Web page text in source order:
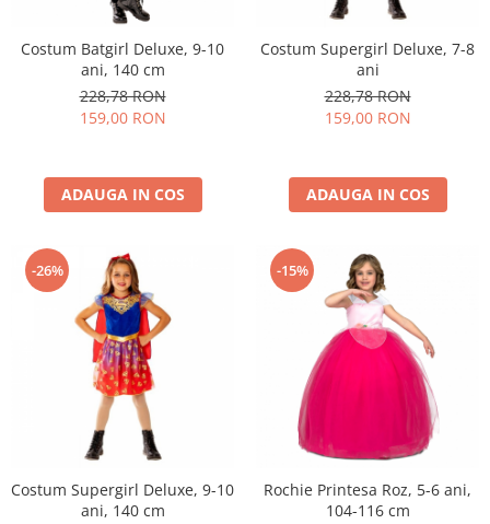
Costum Batgirl Deluxe, 9-10
ani, 140 cm
228,78 RON
159,00 RON
ADAUGA IN COS
Costum Supergirl Deluxe, 7-8
ani
228,78 RON
159,00 RON
ADAUGA IN COS
-26%
Costum Supergirl Deluxe, 9-10
ani, 140 cm
-15%
Rochie Printesa Roz, 5-6 ani,
104-116 cm